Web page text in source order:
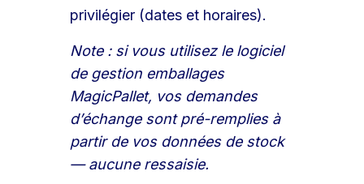
privilégier (dates et horaires).
Note : si vous utilisez le logiciel
de gestion emballages
MagicPallet, vos demandes
d’échange sont pré-remplies à
partir de vos données de stock
— aucune ressaisie.